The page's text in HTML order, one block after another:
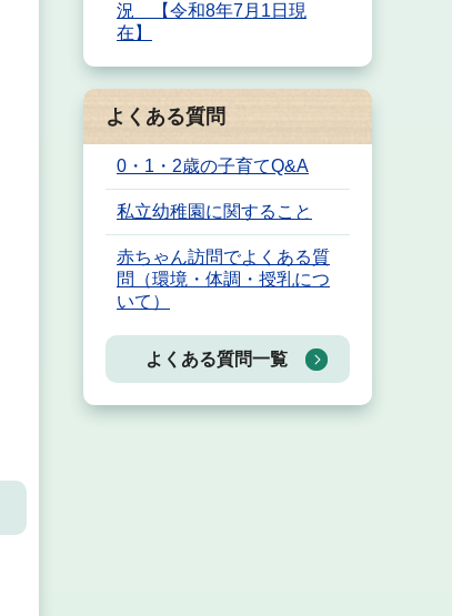
況 【令和8年7月1日現
在】
よくある質問
0・1・2歳の子育てQ&A
私立幼稚園に関すること
赤ちゃん訪問でよくある質
問（環境・体調・授乳につ
いて）
よくある質問一覧